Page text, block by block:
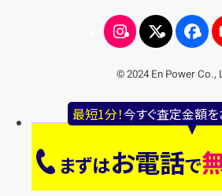
最短1分！今すぐ査定金額
まずはお電話で
© 2024 En Power Co.,